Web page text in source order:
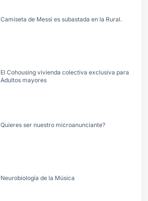
Camiseta de Messi es subastada en la Rural.
El Cohousing vivienda colectiva exclusiva para
Adultos mayores
Quieres ser nuestro microanunciante?
Neurobiología de la Música